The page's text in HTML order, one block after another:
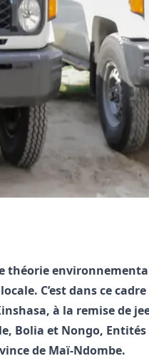
théorie
C’est dans ce
à la remise de
Bolia et Nongo,
de Maï-Ndombe.